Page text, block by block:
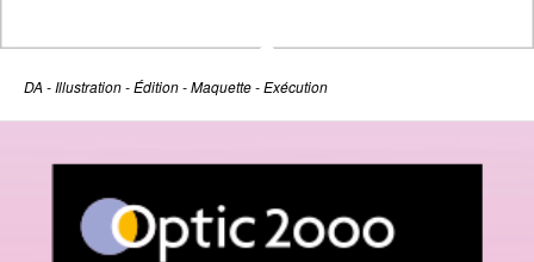
DA - Illustration - Édition - Maquette - Exécution